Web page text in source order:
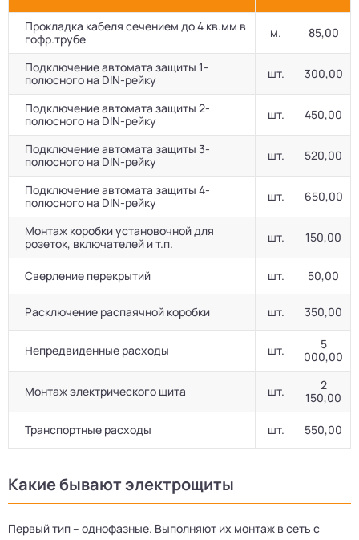
Прокладка кабеля сечением до 4 кв.мм в
гофр.трубе
м. 85,00
Подключение автомата защиты 1-
полюсного на DIN-рейку
шт. 300,00
Подключение автомата защиты 2-
полюсного на DIN-рейку
шт. 450,00
Подключение автомата защиты 3-
полюсного на DIN-рейку
шт. 520,00
Подключение автомата защиты 4-
полюсного на DIN-рейку
шт. 650,00
Монтаж коробки установочной для
розеток, включателей и т.п.
шт. 150,00
Сверление перекрытий шт. 50,00
Расключение распаячной коробки шт. 350,00
Непредвиденные расходы шт.
5
000,00
Монтаж электрического щита шт.
2
150,00
Транспортные расходы шт. 550,00
Какие бывают электрощиты
Первый тип – однофазные. Выполняют их монтаж в сеть с